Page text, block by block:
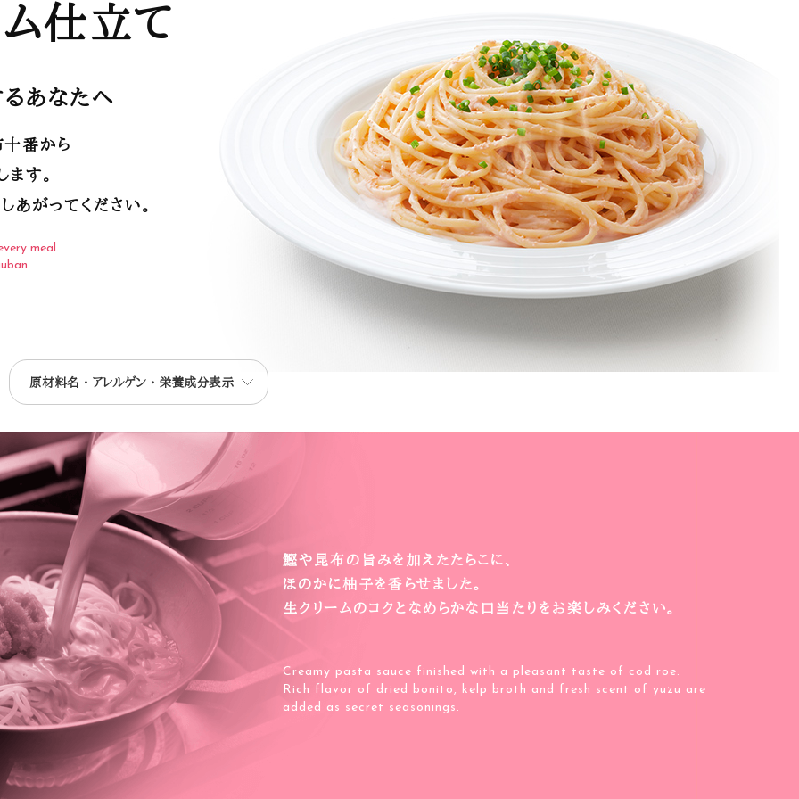
仕立て
あなたへ
十番から
す。
あがってください。
meal.
原材料名・アレルゲン・栄養成分表示
鰹や昆布の旨みを加えたたらこに、
ほのかに柚子を香らせました。
生クリームのコクとなめらかな口当たりをお楽しみください。
Creamy pasta sauce finished with a pleasant taste of cod roe.
Rich flavor of dried bonito, kelp broth and fresh scent of yuzu are
added as secret seasonings.